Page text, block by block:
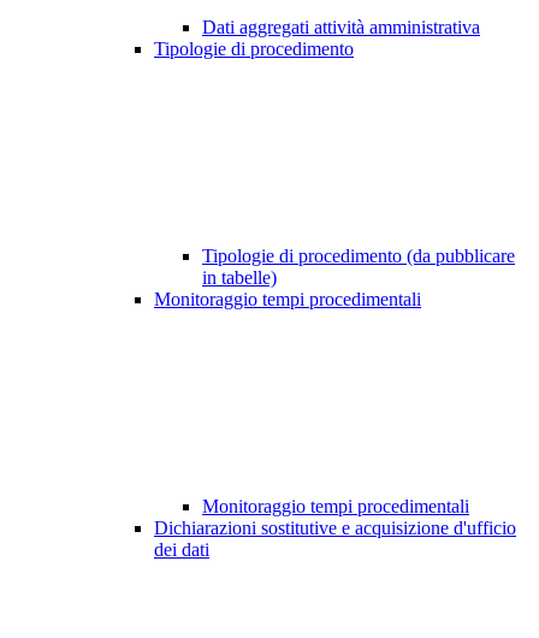
Dati aggregati attività amministrativa
Tipologie di procedimento
Tipologie di procedimento (da pubblicare
in tabelle)
Monitoraggio tempi procedimentali
Monitoraggio tempi procedimentali
Dichiarazioni sostitutive e acquisizione d'ufficio
dei dati